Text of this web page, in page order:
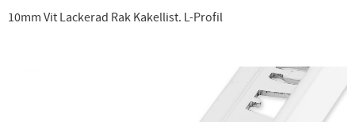
10mm Vit Lackerad Rak Kakellist. L-Profil